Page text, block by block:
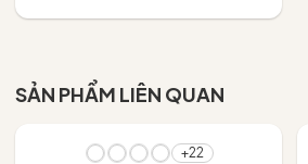
SẢN PHẨM LIÊN QUAN
+22